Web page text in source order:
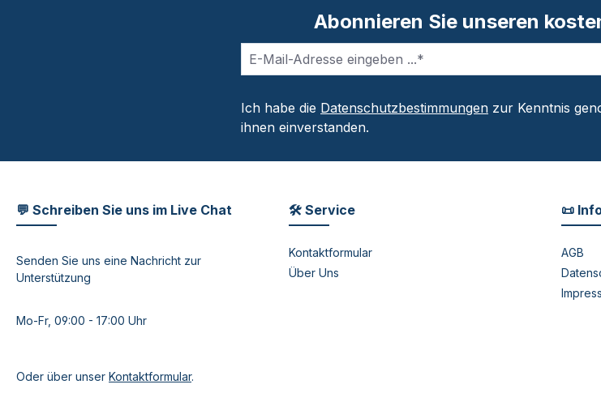
Abonnieren Sie unseren
Ich habe die Datenschutzbestimmungen zur Kenntnis
ihnen einverstanden.
💬 Schreiben Sie uns im Live Chat
Senden Sie uns eine Nachricht zur
Unterstützung
Mo-Fr, 09:00 - 17:00 Uhr
Oder über unser Kontaktformular.
🛠 Service
Kontaktformular
Über Uns
📜
AGB